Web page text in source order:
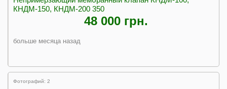
КНДМ-150, КНДМ-200 350
48 000 грн.
больше месяца назад
Фотографий: 2